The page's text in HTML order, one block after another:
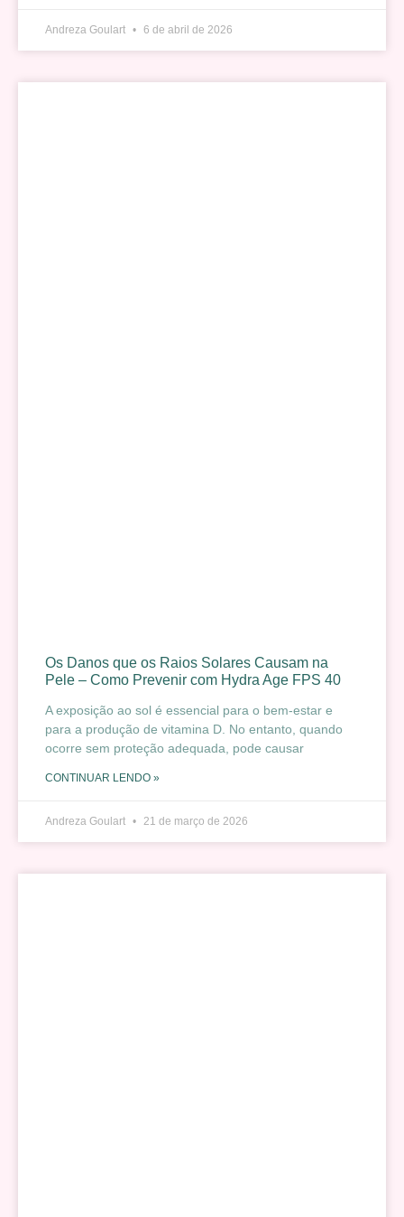
Andreza Goulart 6 de abril de 2026
Os Danos que os Raios Solares Causam na
Pele – Como Prevenir com Hydra Age FPS 40
A exposição ao sol é essencial para o bem-estar e
para a produção de vitamina D. No entanto, quando
ocorre sem proteção adequada, pode causar
CONTINUAR LENDO »
Andreza Goulart 21 de março de 2026